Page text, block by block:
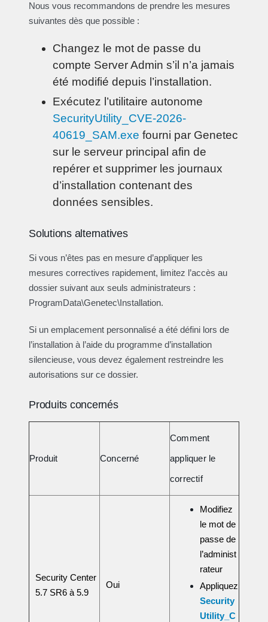
Nous vous recommandons de prendre les mesures
suivantes dès que possible :
Changez le mot de passe du
compte Server Admin s’il n’a jamais
été modifié depuis l’installation.
Exécutez l’utilitaire autonome
SecurityUtility_CVE-2026-
40619_SAM.exe fourni par Genetec
sur le serveur principal afin de
repérer et supprimer les journaux
d’installation contenant des
données sensibles.
Solutions alternatives
Si vous n’êtes pas en mesure d’appliquer les
mesures correctives rapidement, limitez l’accès au
dossier suivant aux seuls administrateurs :
ProgramData\Genetec\Installation.
Si un emplacement personnalisé a été défini lors de
l’installation à l’aide du programme d’installation
silencieuse, vous devez également restreindre les
autorisations sur ce dossier.
Produits concernés
Produit Concerné
Comment
appliquer le
correctif
Security Center
5.7 SR6 à 5.9
Oui
Modifiez
le mot de
passe de
l’administ
rateur
Appliquez
Security
Utility_C